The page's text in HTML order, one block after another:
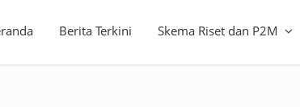
Berita Terkini Skema Riset dan P2M